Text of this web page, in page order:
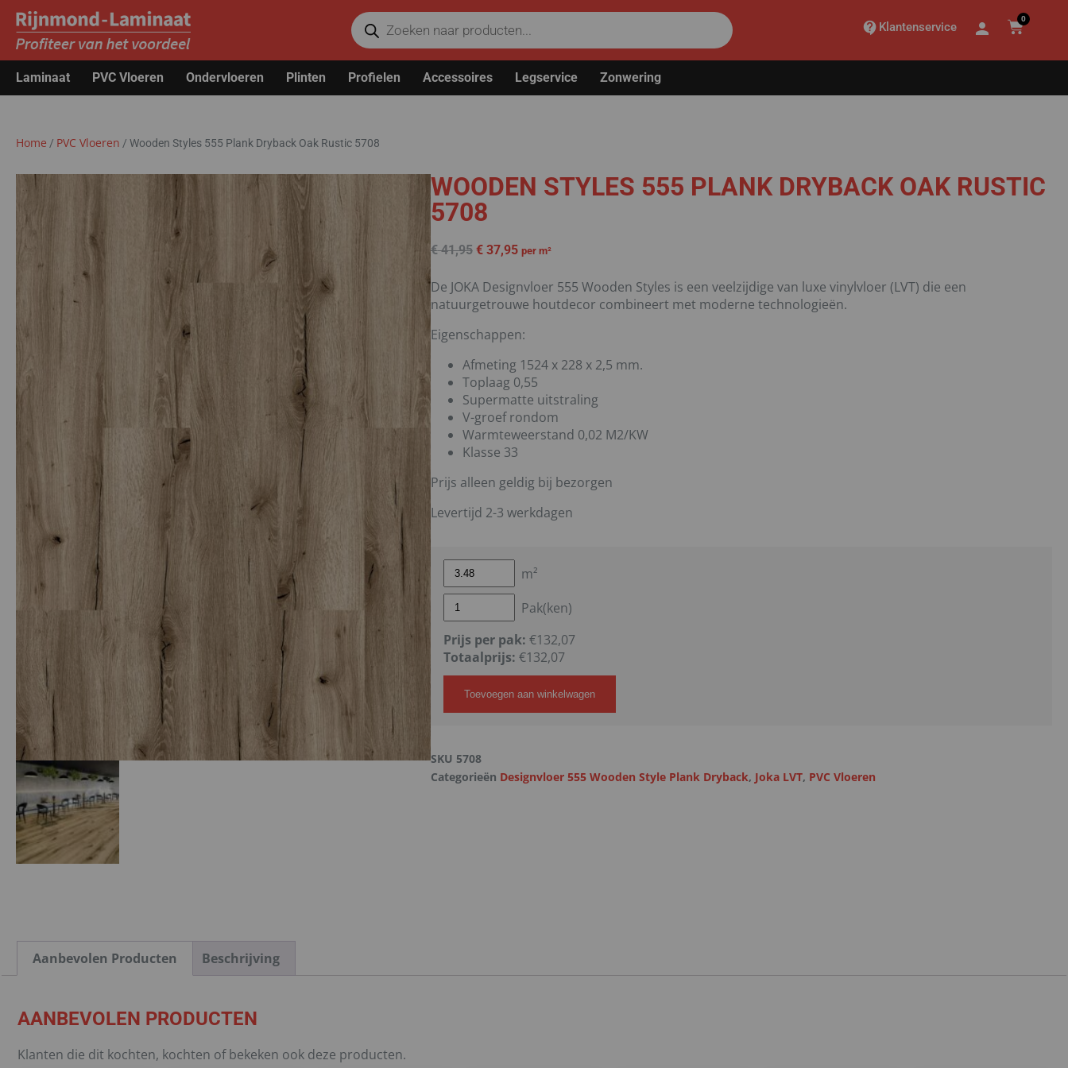
Klantenservice
0
Laminaat PVC Vloeren Ondervloeren Plinten Profielen Accessoires Legservice Zonwering
Home / PVC Vloeren / Wooden Styles 555 Plank Dryback Oak Rustic 5708
WOODEN STYLES 555 PLANK DRYBACK OAK RUSTIC
5708
€41,95 €37,95 per m²
De JOKA Designvloer 555 Wooden Styles is een veelzijdige van luxe vinylvloer (LVT) die een
natuurgetrouwe houtdecor combineert met moderne technologieën.
Eigenschappen:
Afmeting 1524 x 228 x 2,5 mm.
Toplaag 0,55
Supermatte uitstraling
V-groef rondom
Warmteweerstand 0,02 M2/KW
Klasse 33
Prijs alleen geldig bij bezorgen
Levertijd 2-3 werkdagen
m²
Pak(ken)
Prijs per pak: €132,07
Totaalprijs: €132,07
Toevoegen aan winkelwagen
SKU 5708
Categorieën Designvloer 555 Wooden Style Plank Dryback, Joka LVT, PVC Vloeren
Aanbevolen Producten Beschrijving
AANBEVOLEN PRODUCTEN
Klanten die dit kochten, kochten of bekeken ook deze producten.